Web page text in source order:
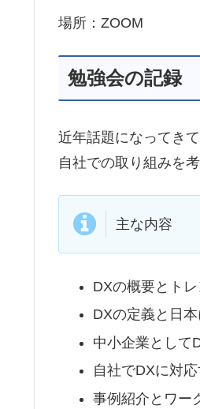
場所：ZOOM
勉強会の記録
近年話題になってき
自社での取り組みを
主な内容
DXの概要とトレ
DXの定義と日
中小企業として
自社でDXに対
事例紹介とワー